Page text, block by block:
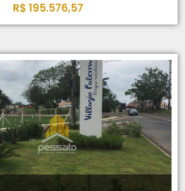
R$ 195.576,57